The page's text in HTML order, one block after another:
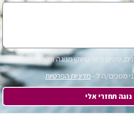
ודיוור שיווקי מנוגה אלון
מסכים/ה ל -מדיניות הפרטיות
נוגה תחזרי אלי